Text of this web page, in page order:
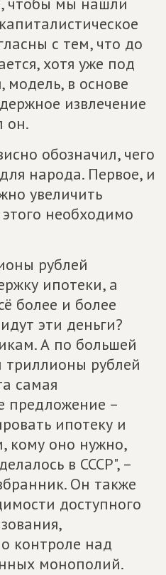
с тем, что до
хотя уже под
модель, в основе
извлечение
он.
обозначил, чего
народа. Первое, и
увеличить
необходимо
рублей
ипотеки, а
более и более
эти деньги?
А по большей
триллионы рублей
самая
предложение –
ипотеку и
кому оно нужно,
в СССР", –
Он также
доступного
контроле над
монополий.